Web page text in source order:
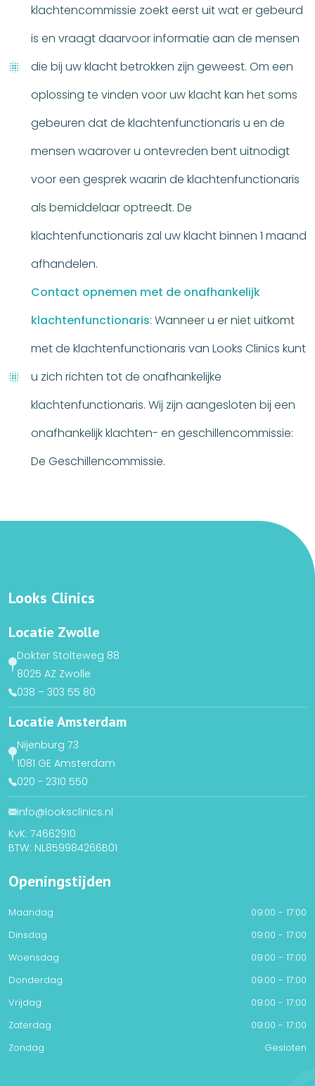
klachtencommissie zoekt eerst uit wat er gebeurd
is en vraagt daarvoor informatie aan de mensen
die bij uw klacht betrokken zijn geweest. Om een
oplossing te vinden voor uw klacht kan het soms
gebeuren dat de klachtenfunctionaris u en de
mensen waarover u ontevreden bent uitnodigt
voor een gesprek waarin de klachtenfunctionaris
als bemiddelaar optreedt. De
klachtenfunctionaris zal uw klacht binnen 1 maand
afhandelen.
Contact opnemen met de onafhankelijk
klachtenfunctionaris: Wanneer u er niet uitkomt
met de klachtenfunctionaris van Looks Clinics kunt
u zich richten tot de onafhankelijke
klachtenfunctionaris. Wij zijn aangesloten bij een
onafhankelijk klachten- en geschillencommissie:
De Geschillencommissie.
Looks Clinics
Locatie Zwolle
Dokter Stolteweg 88
8025 AZ Zwolle
038 – 303 55 80
Locatie Amsterdam
Nijenburg 73
1081 GE Amsterdam
020 - 2310 550
info@looksclinics.nl
KvK: 74662910
BTW: NL859984266B01
Openingstijden
Maandag
09:00 - 17:00
Dinsdag
09:00 - 17:00
Woensdag
09:00 - 17:00
Donderdag
09:00 - 17:00
Vrijdag
09:00 - 17:00
Zaterdag
09:00 - 17:00
Zondag
Gesloten